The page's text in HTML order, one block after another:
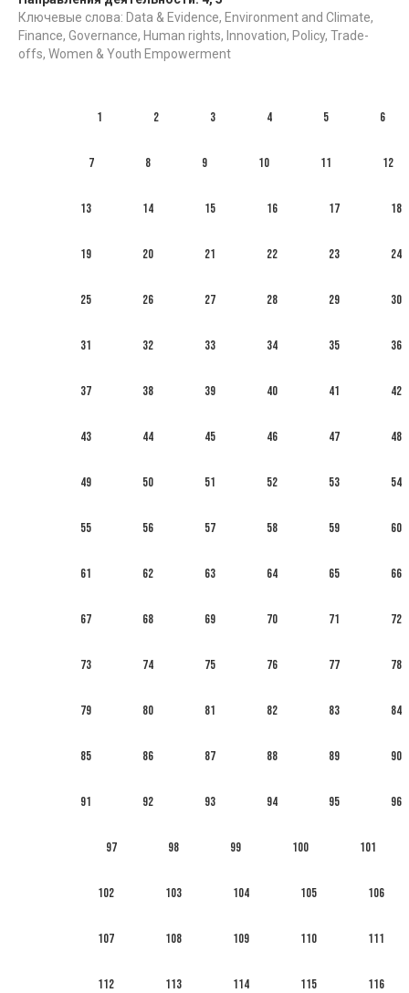
Ключевые слова: Data & Evidence, Environment and Climate,
Finance, Governance, Human rights, Innovation, Policy, Trade-
offs, Women & Youth Empowerment
1 2 3 4 5 6
7 8 9 10 11 12
13 14 15 16 17 18
19 20 21 22 23 24
25 26 27 28 29 30
31 32 33 34 35 36
37 38 39 40 41 42
43 44 45 46 47 48
49 50 51 52 53 54
55 56 57 58 59 60
61 62 63 64 65 66
67 68 69 70 71 72
73 74 75 76 77 78
79 80 81 82 83 84
85 86 87 88 89 90
91 92 93 94 95 96
97 98 99 100 101
102 103 104 105 106
107 108 109 110 111
112 113 114 115 116